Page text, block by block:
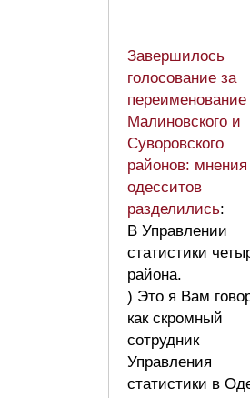
Завершилось
голосование за
переименование
Малиновского и
Суворовского
районов: мнения
одесситов
разделились:
В Управлении
статистики
района.
) Это я Вам
как скромный
сотрудник
Управления
статистики в